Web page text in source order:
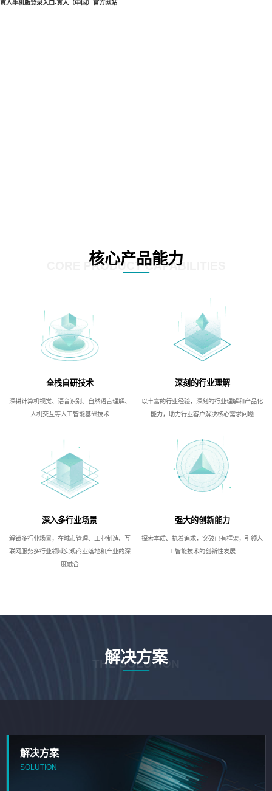
真人手机版登录入口-真人（中国）官方网站
核心产品能力
CORE PRODUCT CAPABILITIES
全栈自研技术
深耕计算机视觉、语音识别、自然语言理解、
人机交互等人工智能基础技术
深刻的行业理解
以丰富的行业经验，深刻的行业理解和产品化
能力，助力行业客户解决核心需求问题
深入多行业场景
解锁多行业场景，在城市管理、工业制造、互
联网服务多行业领域实现商业落地和产业的深
度融合
强大的创新能力
探索本质、执着追求，突破已有框架，引领人
工智能技术的创新性发展
解决方案
THE SOLUTION
解决方案
SOLUTION